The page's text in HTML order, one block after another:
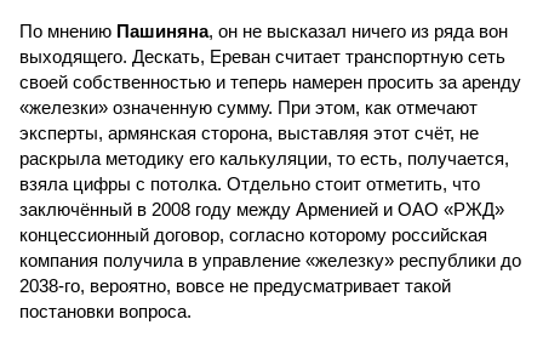
По мнению Пашиняна, он не высказал ничего из ряда вон
выходящего. Дескать, Ереван считает транспортную сеть
своей собственностью и теперь намерен просить за аренду
«железки» означенную сумму. При этом, как отмечают
эксперты, армянская сторона, выставляя этот счёт, не
раскрыла методику его калькуляции, то есть, получается,
взяла цифры с потолка. Отдельно стоит отметить, что
заключённый в 2008 году между Арменией и ОАО «РЖД»
концессионный договор, согласно которому российская
компания получила в управление «железку» республики до
2038-го, вероятно, вовсе не предусматривает такой
постановки вопроса.